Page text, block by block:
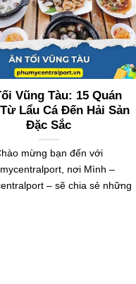
Vũng Tàu: 15 Quán
Lẩu Cá Đến Hải Sản
Đặc Sắc
mừng bạn đến với
nơi Mình –
– sẽ chia sẻ những